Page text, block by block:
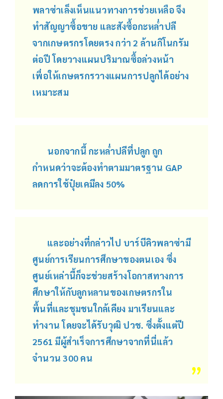
พลาซ่าเล็งเห็นแนวทางการช่วยเหลือ จึง
ทำสัญญาซื้อขาย และสังซื้อกะหล่ำปลี
จากเกษตรกรโดยตรง กว่า 2 ล้านกิโนกรัม
ต่อปี โดยวางแผนปริมาณซื้อล่วงหน้า
เพื่อให้เกษตรกรวางแผนการปลูกได้อย่าง
เหมาะสม
นอกจากนี้ กะหล่ำปลีที่ปลูก ถูก
กำหนดว่าจะต้องทำตามมาตรฐาน GAP
ลดการใช้ปุ๋ยเคมีลง 50%
และอย่างที่กล่าวไป บาร์บีคิวพลาซ่ามี
ศูนย์การเรียนการศึกษาของตนเอง ซึ่ง
ศูนย์เหล่านี้ก็จะช่วยสร้างโอกาสทางการ
ศึกษาให้กับลูกหลานของเกษตรกรใน
พื้นที่และชุมชนใกล้เคียง มาเรียนและ
ทำงาน โดยจะได้รับวุฒิ ปวช. ซึ่งตั้งแต่ปี
2561 มีผู้สำเร็จการศึกษาจากที่นี่แล้ว
จำนวน 300 คน